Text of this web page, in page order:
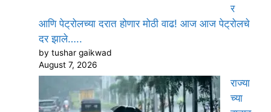
र
आणि पेट्रोलच्या दरात होणार मोठी वाढ! आज आज पेट्रोलचे
दर झाले…..
by tushar gaikwad
August 7, 2026
राज्या
च्या